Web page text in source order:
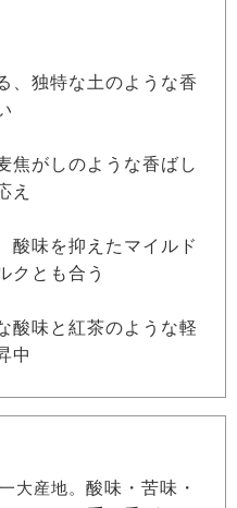
、独特な土のような香
焦がしのような香ばし
え
酸味を抑えたマイルド
クとも合う
酸味と紅茶のような軽
中
大産地。 酸味・苦味・